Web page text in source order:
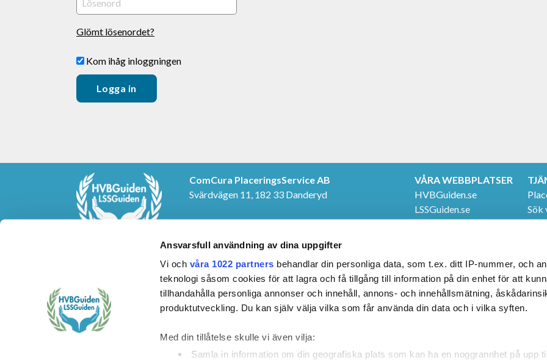
Ansvarsfull användning av dina uppgifter
Vi och våra 1022 partners behandlar din personliga data, som t.ex. ditt IP-nummer, och
teknologi såsom cookies för att lagra och få tillgång till information på din enhet för att
tillhandahålla personliga annonser och innehåll, annons- och innehållsmätning,
produktutveckling. Du kan själv välja vilka som får använda din data och i vilka syften.
Med din tillåtelse skulle vi även vilja:
Samla in information om din geografiska plats som kan ha en noggrannhet på upp
Glömt lösenordet?
Kom ihåg inloggningen
ComCura PlaceringsService AB
Svärdvägen 11, 182 33 Danderyd
Telefon: 08-459 24 20
VÅRA WEBBPLATSER
HVBGuiden.se
LSSGuiden.se
Sök